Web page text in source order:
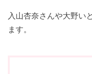
入山杏奈さんや大野い
ます。